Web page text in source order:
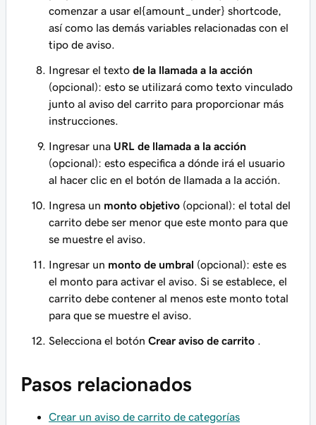
comenzar a usar el{amount_under} shortcode,
así como las demás variables relacionadas con el
tipo de aviso.
Ingresar el texto de la llamada a la acción
(opcional): esto se utilizará como texto vinculado
junto al aviso del carrito para proporcionar más
instrucciones.
Ingresar una URL de llamada a la acción
(opcional): esto especifica a dónde irá el usuario
al hacer clic en el botón de llamada a la acción.
Ingresa un monto objetivo (opcional): el total del
carrito debe ser menor que este monto para que
se muestre el aviso.
Ingresar un monto de umbral (opcional): este es
el monto para activar el aviso. Si se establece, el
carrito debe contener al menos este monto total
para que se muestre el aviso.
Selecciona el botón Crear aviso de carrito
Pasos relacionados
Crear un aviso de carrito de categorías